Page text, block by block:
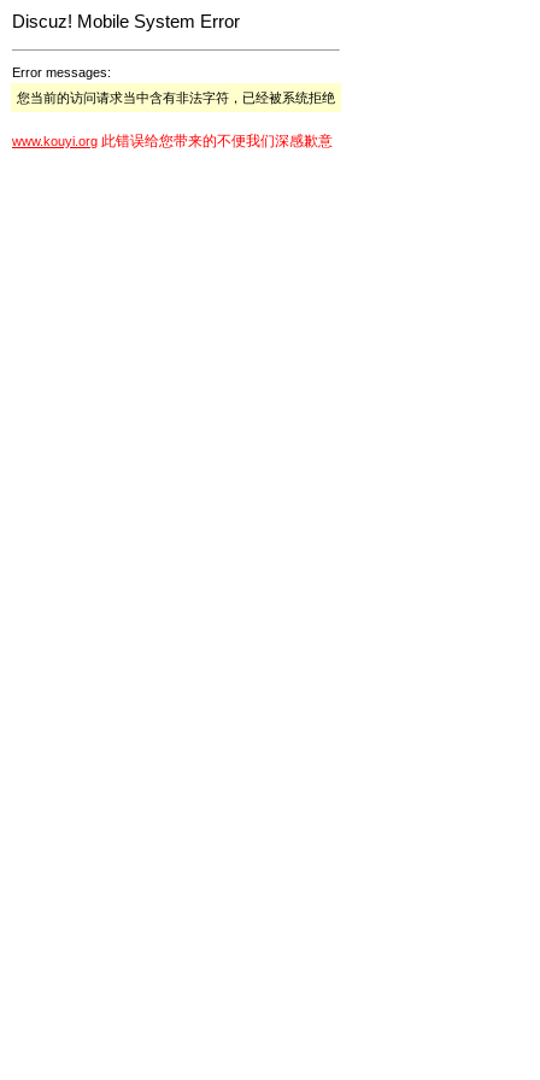
Discuz! Mobile System Error
Error messages:
您当前的访问请求当中含有非法字符，已经被系统拒绝
www.kouyi.org 此错误给您带来的不便我们深感歉意